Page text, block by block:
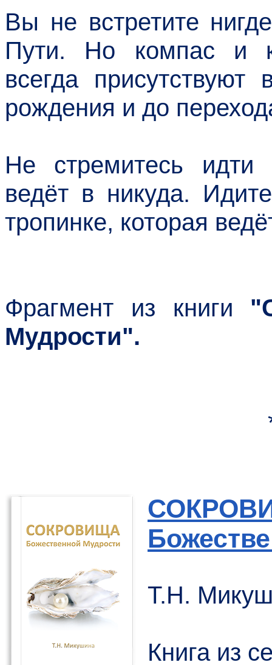
Вы не встретите
Пути. Но компас и
всегда
рождения и до
Не стремитесь идти
ведёт в никуда.
тропинке, которая
Фрагмент из книги
Мудрости".
Т.Н. М
Книга из